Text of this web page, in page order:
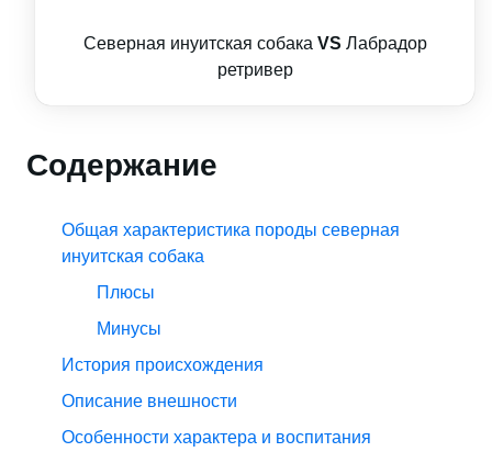
Северная инуитская собака VS Лабрадор
ретривер
Содержание
Общая характеристика породы северная
инуитская собака
Плюсы
Минусы
История происхождения
Описание внешности
Особенности характера и воспитания